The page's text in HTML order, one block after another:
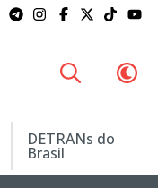
DETRANs do
Brasil